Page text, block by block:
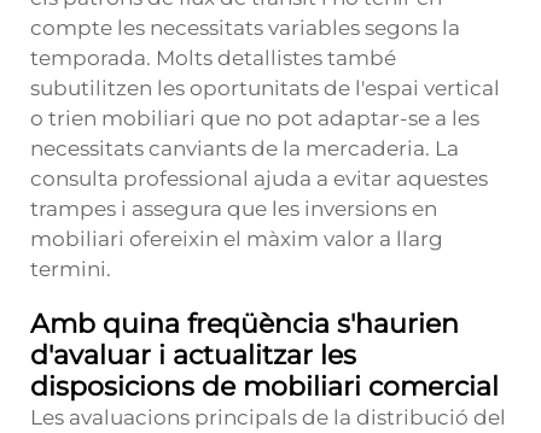
compte les necessitats variables segons la
temporada. Molts detallistes també
subutilitzen les oportunitats de l'espai vertical
o trien mobiliari que no pot adaptar-se a les
necessitats canviants de la mercaderia. La
consulta professional ajuda a evitar aquestes
trampes i assegura que les inversions en
mobiliari ofereixin el màxim valor a llarg
termini.
Amb quina freqüència s'haurien
d'avaluar i actualitzar les
disposicions de mobiliari comercial
Les avaluacions principals de la distribució del